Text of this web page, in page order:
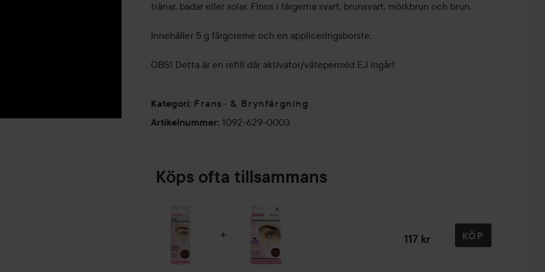
tränar, badar eller solar. Finns i färgerna svart, brunsvart, mörkbrun och brun.
Innehåller 5 g färgcreme och en appliceringsborste.
OBS! Detta är en refill där aktivator/väteperoxid EJ ingår!
Kategori: Frans- & Brynfärgning
Artikelnummer: 1092-629-0003
Köps ofta tillsammans
117 kr KÖP